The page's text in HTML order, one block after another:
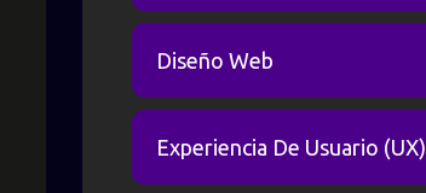
Diseño Web
Experiencia De Usuario (UX)